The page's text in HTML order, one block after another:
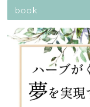
book